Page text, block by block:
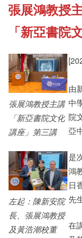
《新亞書院概覽》
新亞影集
影片庫
Cultural Topics
Student
Staff Engagement
張展鴻教授
「新亞書院
張展鴻教授主講
「新亞書院文化
講座」第三講
左起：陳新安院
長、張展鴻教授
及黃浩潮校董
由
中
院
亞
是
鴻
日
先
在